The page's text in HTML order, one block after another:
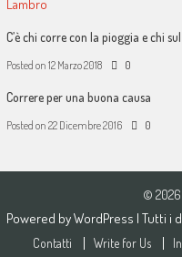
C’è chi corre con la pioggia e chi
Posted on 12 Marzo 2018 0
Correre per una buona causa
Posted on 22 Dicembre 2016 0
© 2026
Powered byWordPress | Tutti i
Contatti Write for Us